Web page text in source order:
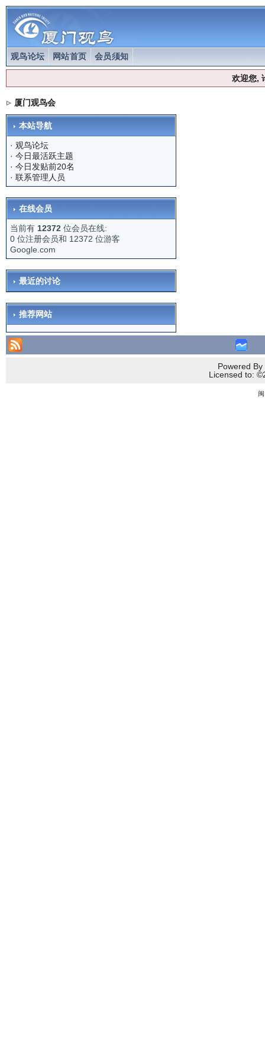
观鸟论坛 网站首页 会员须知
欢迎您,
厦门观鸟会
本站导航
· 观鸟论坛
· 今日最活跃主题
· 今日发贴前20名
· 联系管理人员
在线会员
当前有 12372 位会员在线:
0 位注册会员和 12372 位游客
Google.com
最近的讨论
推荐网站
Powered
Licensed to: